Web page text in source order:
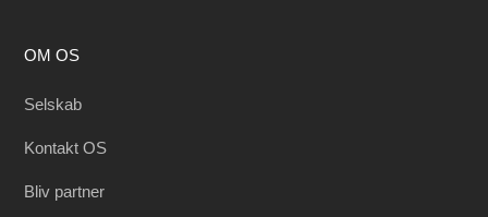
OM OS
Selskab
Kontakt OS
Bliv partner